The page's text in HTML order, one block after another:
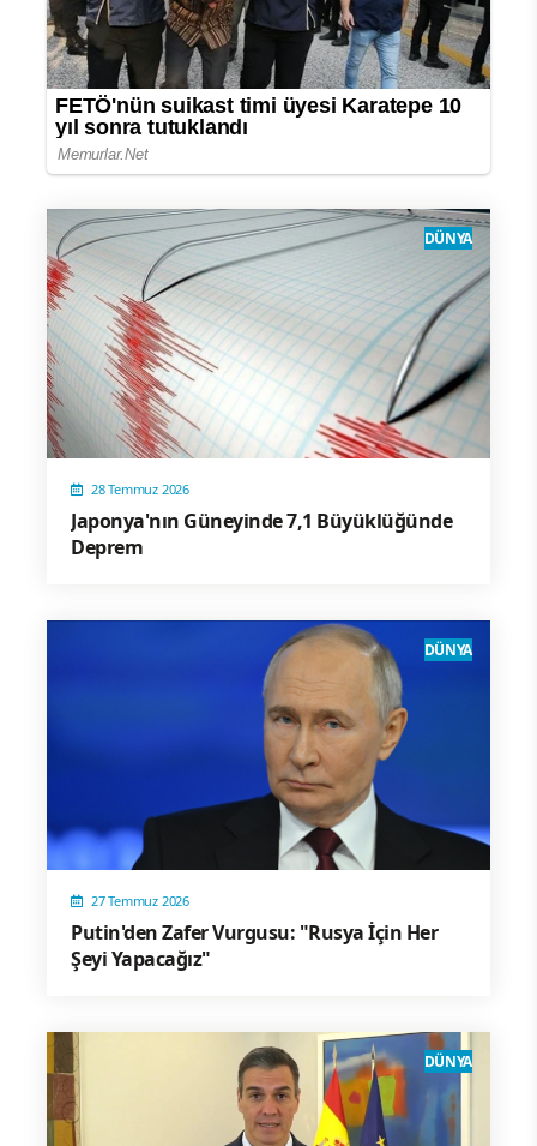
28 Temmuz 2026
Japonya'nın Güneyinde 7,1 Büyüklüğünde
Deprem
DÜNYA
27 Temmuz 2026
Putin'den Zafer Vurgusu: "Rusya İçin Her
Şeyi Yapacağız"
DÜNYA
DÜNYA